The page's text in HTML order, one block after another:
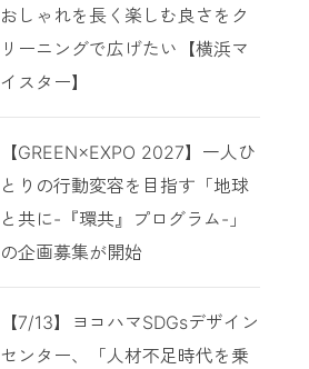
おしゃれを長く楽しむ良さをク
リーニングで広げたい【横浜マ
イスター】
【GREEN×EXPO 2027】一人ひ
とりの行動変容を目指す「地球
と共に-『環共』プログラム-」
の企画募集が開始
【7/13】ヨコハマSDGsデザイン
センター、「人材不足時代を乗